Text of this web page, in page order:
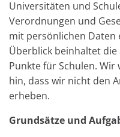
Universitäten und
Verordnungen und
mit persönlichen Daten
Überblick beinhaltet
Punkte für Schulen.
hin, dass wir nicht den
erheben.
Grundsätze und